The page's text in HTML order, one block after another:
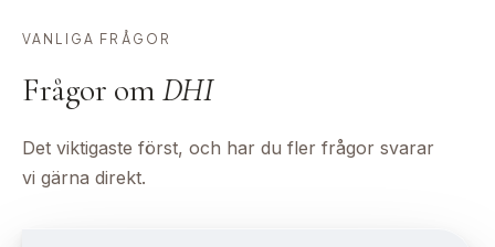
VANLIGA FRÅGOR
Frågor omDHI
Det viktigaste först, och har du fler frågor svarar
vi gärna direkt.